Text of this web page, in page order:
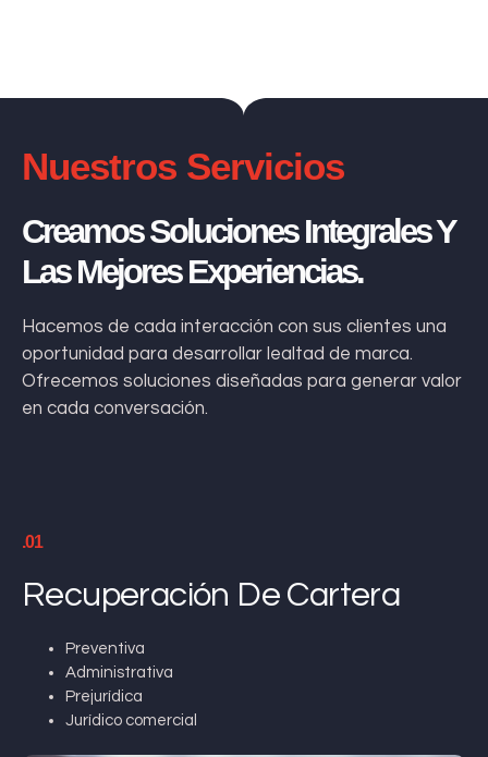
Nuestros Servicios
Creamos Soluciones Integrales Y
Las Mejores Experiencias.
Hacemos de cada interacción con sus clientes una
oportunidad para desarrollar lealtad de marca.
Ofrecemos soluciones diseñadas para generar valor
en cada conversación.
.01
Recuperación De Cartera
Preventiva
Administrativa
Prejurídica
Jurídico comercial